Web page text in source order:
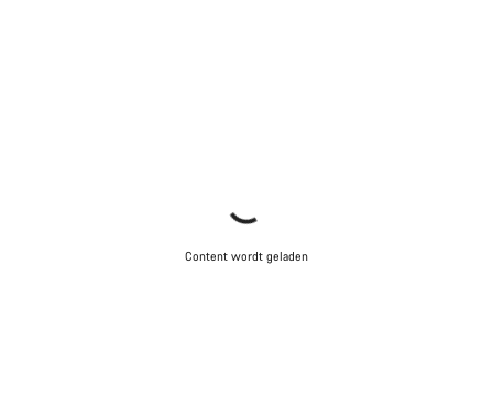
Content wordt geladen